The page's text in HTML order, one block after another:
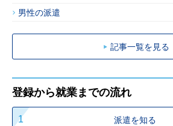
男性の派遣
記事一覧を見る
登録から就業までの流れ
派遣を知る